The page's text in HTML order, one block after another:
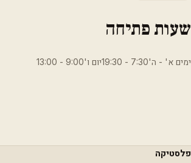
שעות פתיחה
ימים א' - ה'7:30 - 19:30יום ו'9:00 - 13:00
פלסטיקה